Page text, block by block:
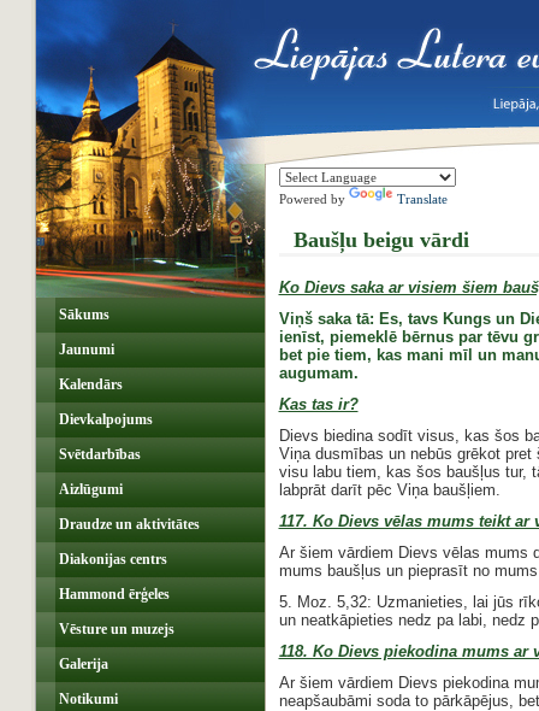
Sākums
Jaunumi
Kalendārs
Dievkalpojums
Svētdarbības
Aizlūgumi
Draudze un aktivitātes
Diakonijas centrs
Hammond ērģeles
Vēsture un muzejs
Galerija
Notikumi
Powered by Translate
Baušļu beigu vārdi
Ko Dievs saka ar visiem šiem
Viņš saka tā: Es, tavs Kungs un
ienīst, piemeklē bērnus par tēvu
bet pie tiem, kas mani mīl un
augumam.
Kas tas ir?
Dievs biedina sodīt visus, kas šos
Viņa dusmības un nebūs grēkot
visu labu tiem, kas šos baušļus tur,
labprāt darīt pēc Viņa baušļiem.
117. Ko Dievs vēlas mums teikt
Ar šiem vārdiem Dievs vēlas mums
mums baušļus un pieprasīt no
5. Moz. 5,32: Uzmanieties, lai jūs
un neatkāpieties nedz pa labi, nedz
118. Ko Dievs piekodina mums
Ar šiem vārdiem Dievs piekodina
neapšaubāmi soda to pārkāpējus,